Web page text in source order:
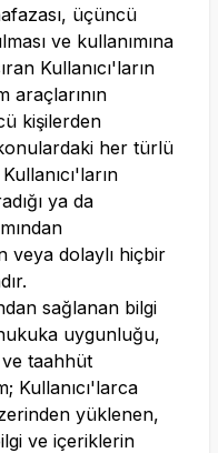
üçüncü
ve kullanımına
Kullanıcı'ların
araçlarının
kişilerden
her türlü
ya da
veya dolaylı hiçbir
sağlanan bilgi
uygunluğu,
taahhüt
; Kullanıcı'larca
yüklenen,
ve içeriklerin